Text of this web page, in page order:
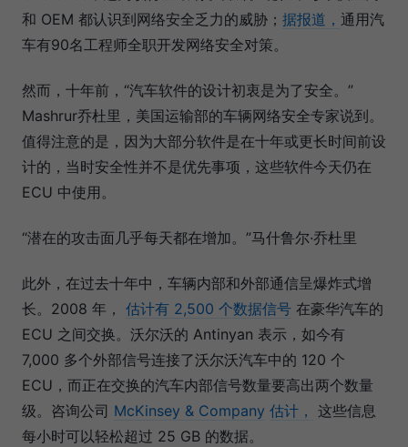
和 OEM 都认识到网络安全乏力的威胁； 据报道， 通用汽
车有90名工程师全职开发网络安全对策。
然而，十年前，“汽车软件的设计初衷是为了安全。”
Mashrur乔杜里，美国运输部的车辆网络安全专家说到。
值得注意的是，因为大部分软件是在十年或更长时间前设
计的，当时安全性并不是优先事项，这些软件今天仍在
ECU 中使用。
“潜在的攻击面几乎每天都在增加。”马什鲁尔·乔杜里
此外，在过去十年中，车辆内部和外部通信呈爆炸式增
长。2008 年， 估计有 2,500 个数据信号 在豪华汽车的
ECU 之间交换。沃尔沃的 Antinyan 表示，如今有
7,000 多个外部信号连接了沃尔沃汽车中的 120 个
ECU，而正在交换的汽车内部信号数量要高出两个数量
级。咨询公司 McKinsey & Company 估计， 这些信息
每小时可以轻松超过 25 GB 的数据。